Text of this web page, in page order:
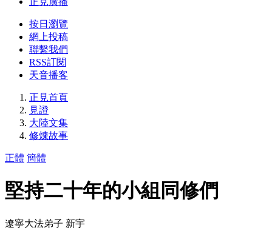
按日瀏覽
網上投稿
聯繫我們
RSS訂閱
天音播客
正見首頁
見證
大陸文集
修煉故事
正體 簡體
堅持二十年的小組同修們
遼寧大法弟子 新宇